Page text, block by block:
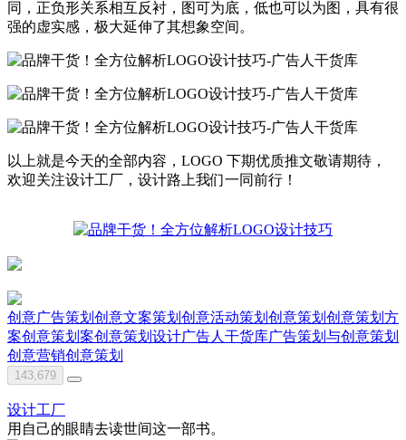
同，正负形关系相互反衬，图可为底，低也可以为图，具有很
强的虚实感，极大延伸了其想象空间。
以上就是今天的全部内容，LOGO 下期优质推文敬请期待，
欢迎关注设计工厂，设计路上我们一同前行！
创意广告策划 创意文案策划 创意活动策划 创意策划 创意策划方
案创意策划案创意策划设计广告人干货库广告策划与创意策划
创意营销创意策划
143,679
设计工厂
用自己的眼睛去读世间这一部书。